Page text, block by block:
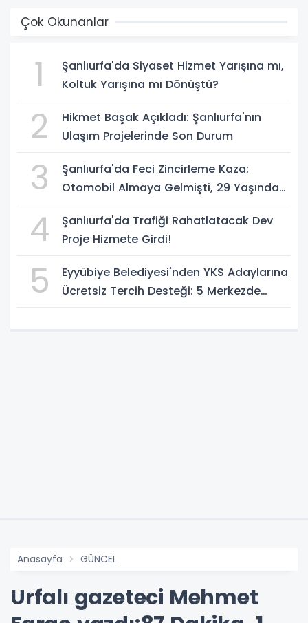
Çok Okunanlar
1
Şanlıurfa'da Siyaset Hizmet Yarışına mı,
Koltuk Yarışına mı Dönüştü?
2
Hikmet Başak Açıkladı: Şanlıurfa'nın
Ulaşım Projelerinde Son Durum
3
Şanlıurfa'da Feci Zincirleme Kaza:
Otomobil Almaya Gelmişti, 29 Yaşındaki
4
Şanlıurfa'da Trafiği Rahatlatacak Dev
Proje Hizmete Girdi!
5
Eyyübiye Belediyesi'nden YKS Adaylarına
Ücretsiz Tercih Desteği: 5 Merkezde
Anasayfa GÜNCEL
Urfalı gazeteci Mehmet